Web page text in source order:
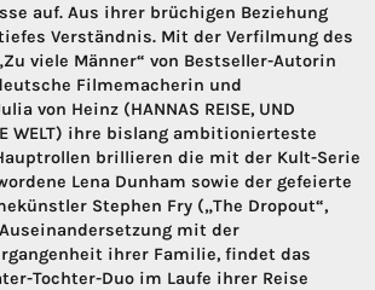
auf. Aus ihrer brüchigen Beziehung
Verständnis. Mit der Verfilmung des
viele Männer“ von Bestseller-Autorin
Filmemacherin und
von Heinz (HANNAS REISE, UND
WELT) ihre bislang ambitionierteste
brillieren die mit der Kult-Serie
Lena Dunham sowie der gefeierte
Stephen Fry („The Dropout“,
mit der
ihrer Familie, findet das
Tochter-Duo im Laufe ihrer Reise